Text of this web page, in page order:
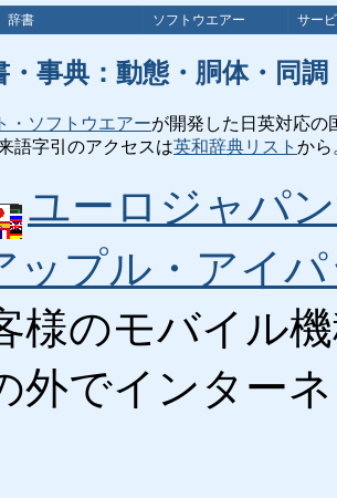
辞書 ソフトウエアー サー
・事典：動態・胴体・同
・ソフトウエアーが開発した日英対応の
語字引のアクセスは英和辞典リスト から
ユーロジャパ
ップル・アイ
様のモバイル
外でインター